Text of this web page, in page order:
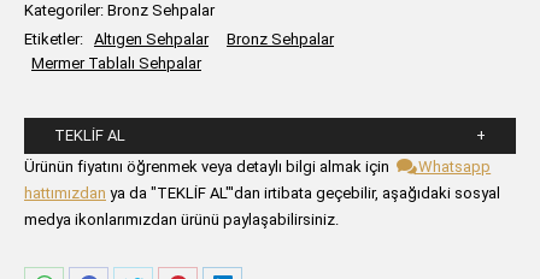
Kategoriler: Bronz Sehpalar
Etiketler: Altıgen Sehpalar
Bronz Sehpalar
Mermer Tablalı Sehpalar
TEKLIF AL
Lütfen aşağıdaki formu alanlarını doldurunuz.
Ürünün fiyatını öğrenmek veya detaylı bilgi almak için
Whatsapp
hattımızdan ya da "TEKLİF AL"'dan irtibata geçebilir, aşağıdaki sosyal
medya ikonlarımızdan ürünü paylaşabilirsiniz.